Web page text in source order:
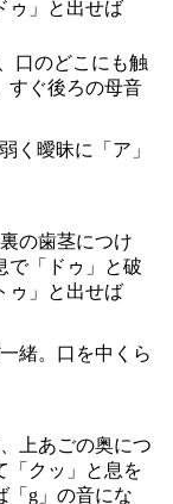
ゥ」と出せば
口のどこにも触
すぐ後ろの母音
く曖昧に「ア」
の歯茎につけ
で「ドゥ」と破
ゥ」と出せば
緒。口を中くら
上あごの奥につ
「クッ」と息を
「g」の音にな